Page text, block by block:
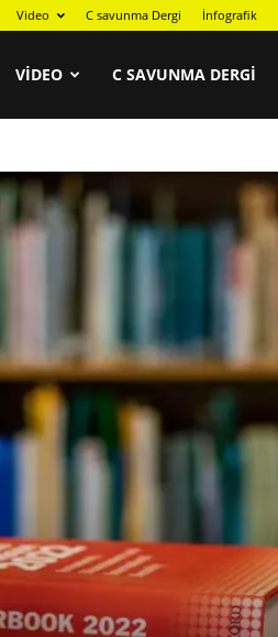
Video C savunma Dergi İnfografik
VIDEO C SAVUNMA DERGI